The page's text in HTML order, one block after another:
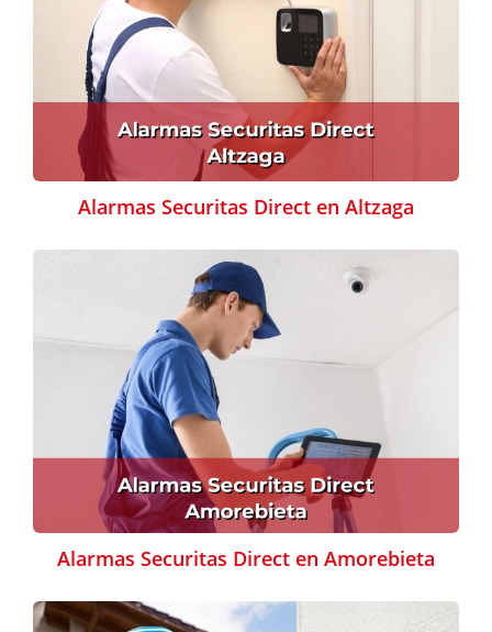
Alarmas Securitas Direct en Altzaga
Alarmas Securitas Direct en Amorebieta